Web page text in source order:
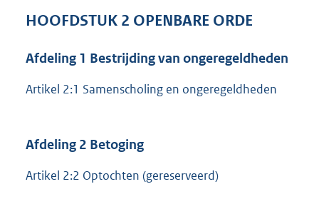
HOOFDSTUK 2 OPENBARE ORDE
Afdeling 1 Bestrijding van ongeregeldheden
Artikel 2:1 Samenscholing en ongeregeldheden
Afdeling 2 Betoging
Artikel 2:2 Optochten (gereserveerd)